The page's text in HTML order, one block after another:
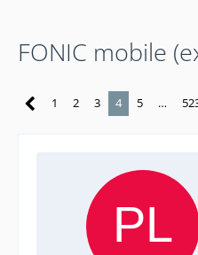
FONIC mobile
1 2 3 4 5 …